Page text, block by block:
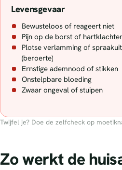
Levensgevaar
Bewusteloos of reageert niet
Pijn op de borst of
Plotse verlamming of
(beroerte)
Ernstige ademnood of stikken
Onstelpbare bloeding
Zwaar ongeval of stuipen
Twijfel je? Doe de zelfcheck op
Zo werkt de